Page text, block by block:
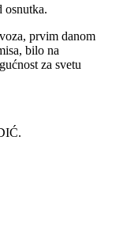
osnutka.
prvim danom
bilo na
za svetu